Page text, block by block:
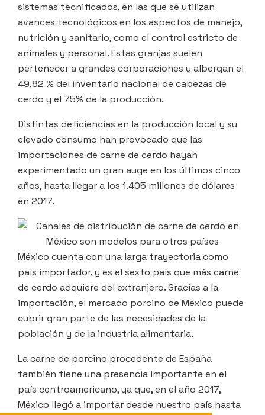
sistemas tecnificados, en las que se utilizan
avances tecnológicos en los aspectos de manejo,
nutrición y sanitario, como el control estricto de
animales y personal. Estas granjas suelen
pertenecer a grandes corporaciones y albergan el
49,82 % del inventario nacional de cabezas de
cerdo y el 75% de la producción.
Distintas deficiencias en la producción local y su
elevado consumo han provocado que las
importaciones de carne de cerdo hayan
experimentado un gran auge en los últimos cinco
años, hasta llegar a los 1.405 millones de dólares
en 2017.
México cuenta con una larga trayectoria como
país importador, y es el sexto país que más carne
de cerdo adquiere del extranjero. Gracias a la
importación, el mercado porcino de México puede
cubrir gran parte de las necesidades de la
población y de la industria alimentaria.
La carne de porcino procedente de España
también tiene una presencia importante en el
país centroamericano, ya que, en el año 2017,
México llegó a importar desde nuestro país hasta